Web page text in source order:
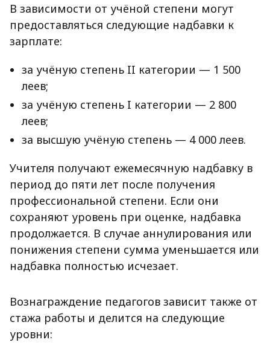
В зависимости от учёной степени могут
предоставляться следующие надбавки к
зарплате:
за учёную степень II категории — 1 500
леев;
за учёную степень I категории — 2 800
леев;
за высшую учёную степень — 4 000 леев.
Учителя получают ежемесячную надбавку в
период до пяти лет после получения
профессиональной степени. Если они
сохраняют уровень при оценке, надбавка
продолжается. В случае аннулирования или
понижения степени сумма уменьшается или
надбавка полностью исчезает.
Вознаграждение педагогов зависит также от
стажа работы и делится на следующие
уровни: